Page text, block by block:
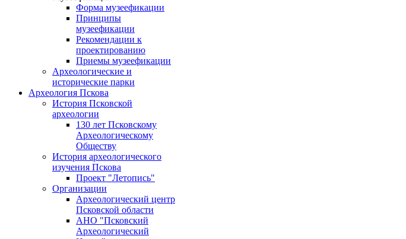
Форма музеефикации
Принципы
музеефикации
Рекомендации к
проектированию
Приемы музеефикации
Археологические и
исторические парки
Археология Пскова
История Псковской
археологии
130 лет Псковскому
Археологическому
Обществу
История археологического
изучения Пскова
Проект "Летопись"
Организации
Археологический центр
Псковской области
АНО "Псковский
Археологический